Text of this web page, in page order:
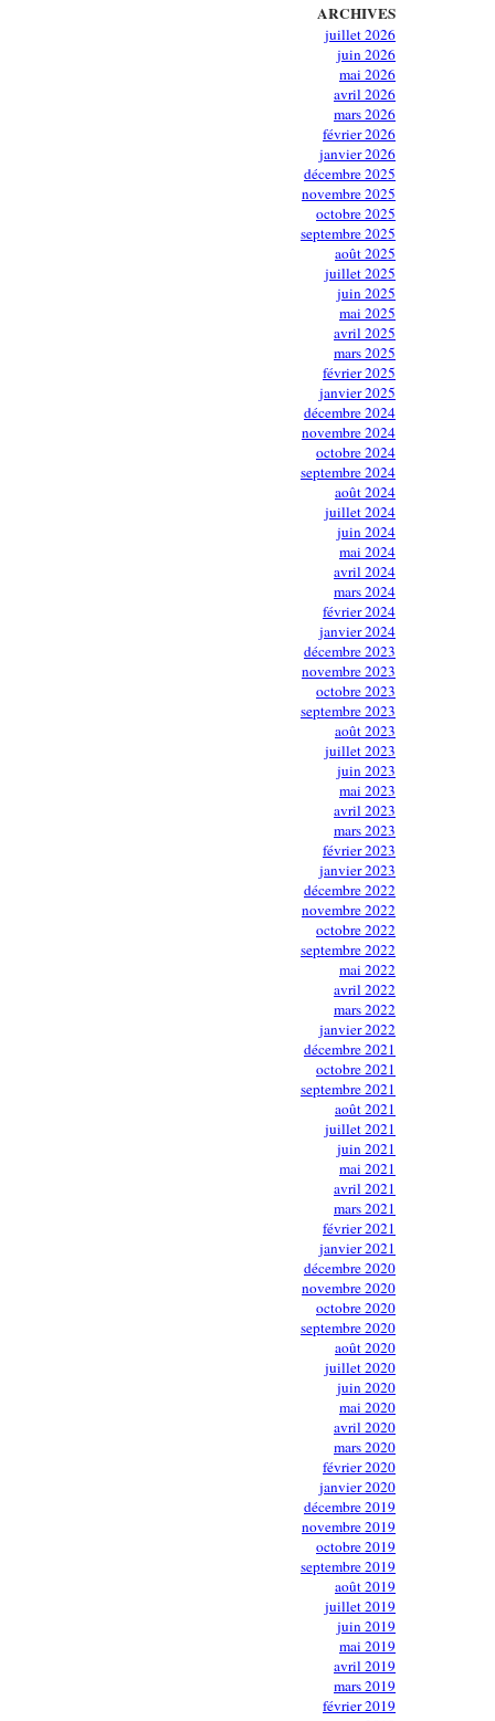
ARCHIVES
juillet 2026
juin 2026
mai 2026
avril 2026
mars 2026
février 2026
janvier 2026
décembre 2025
novembre 2025
octobre 2025
septembre 2025
août 2025
juillet 2025
juin 2025
mai 2025
avril 2025
mars 2025
février 2025
janvier 2025
décembre 2024
novembre 2024
octobre 2024
septembre 2024
août 2024
juillet 2024
juin 2024
mai 2024
avril 2024
mars 2024
février 2024
janvier 2024
décembre 2023
novembre 2023
octobre 2023
septembre 2023
août 2023
juillet 2023
juin 2023
mai 2023
avril 2023
mars 2023
février 2023
janvier 2023
décembre 2022
novembre 2022
octobre 2022
septembre 2022
mai 2022
avril 2022
mars 2022
janvier 2022
décembre 2021
octobre 2021
septembre 2021
août 2021
juillet 2021
juin 2021
mai 2021
avril 2021
mars 2021
février 2021
janvier 2021
décembre 2020
novembre 2020
octobre 2020
septembre 2020
août 2020
juillet 2020
juin 2020
mai 2020
avril 2020
mars 2020
février 2020
janvier 2020
décembre 2019
novembre 2019
octobre 2019
septembre 2019
août 2019
juillet 2019
juin 2019
mai 2019
avril 2019
mars 2019
février 2019